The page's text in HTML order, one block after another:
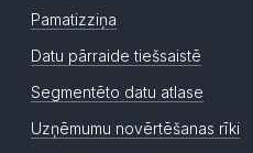
Pamatizziņa
Datu pārraide tiešsaistē
Segmentēto datu atlase
Uzņēmumu novērtēšanas rīki